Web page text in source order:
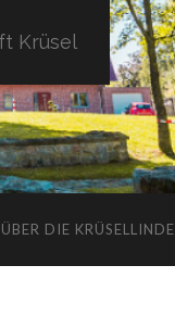
Krüsel
ÜBER DIE KRÜSELLINDE